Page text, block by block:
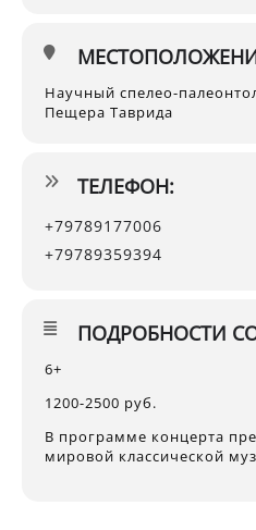
Научный спелео-
Пещера Таврида
ТЕЛЕФОН:
+79789177006
+79789359394
ПОДРОБНОСТИ
6+
1200-2500 руб.
В программе концерта
мировой классической